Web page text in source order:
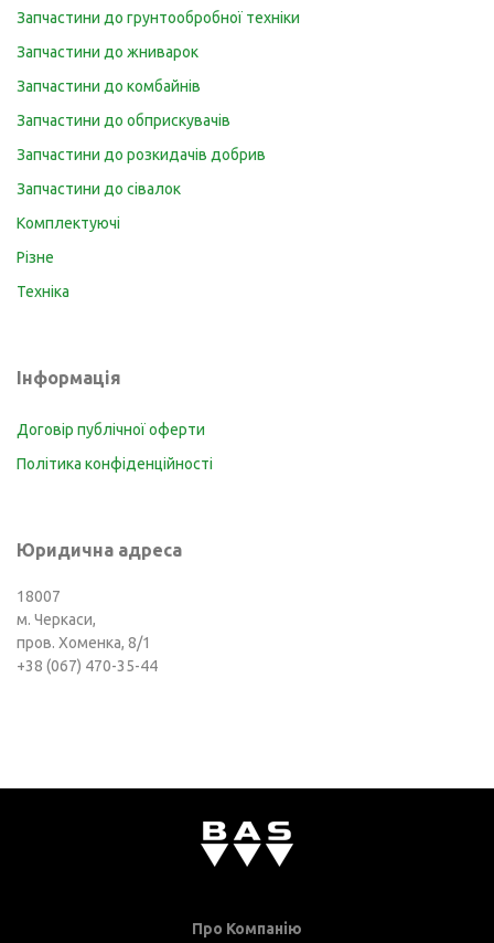
Запчастини до грунтообробної техніки
Запчастини до жниварок
Запчастини до комбайнів
Запчастини до обприскувачів
Запчастини до розкидачів добрив
Запчастини до сівалок
Комплектуючі
Різне
Техніка
Інформація
Договір публічної оферти
Політика конфіденційності
Юридична адреса
18007
м. Черкаси,
пров. Хоменка, 8/1
+38 (067) 470-35-44
Про Компанію